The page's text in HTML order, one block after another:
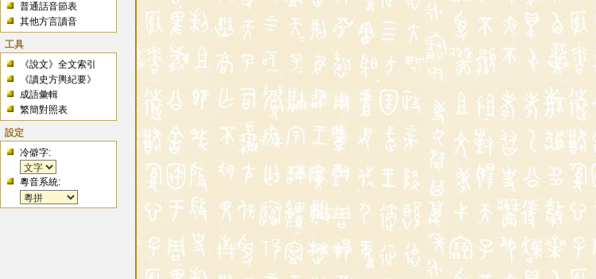
普通話音節表
其他方言讀音
工具
《說文》全文索引
《讀史方輿紀要》
成語彙輯
繁簡對照表
設定
冷僻字:
粵音系統: